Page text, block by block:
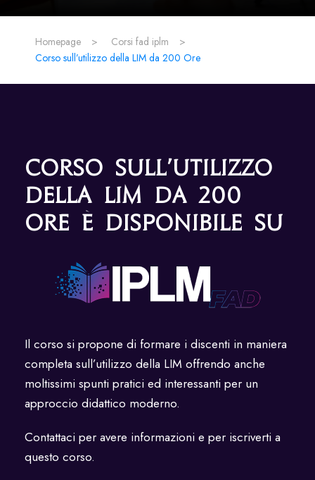
Homepage > Corsi fad iplm
>
Corso sull’utilizzo della LIM da 200 Ore
Corso sull’utilizzo
della LIM da 200
Ore è disponibile su
Il corso si propone di formare i discenti in maniera
completa sull’utilizzo della LIM offrendo anche
moltissimi spunti pratici ed interessanti per un
approccio didattico moderno.
Contattaci per avere informazioni e per iscriverti a
questo corso.